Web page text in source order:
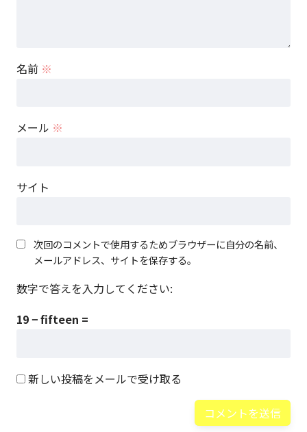
名前 ※
メール ※
サイト
次回のコメントで使用するためブラウザーに自分の名前、
メールアドレス、サイトを保存する。
数字で答えを入力してください:
19 − fifteen =
新しい投稿をメールで受け取る